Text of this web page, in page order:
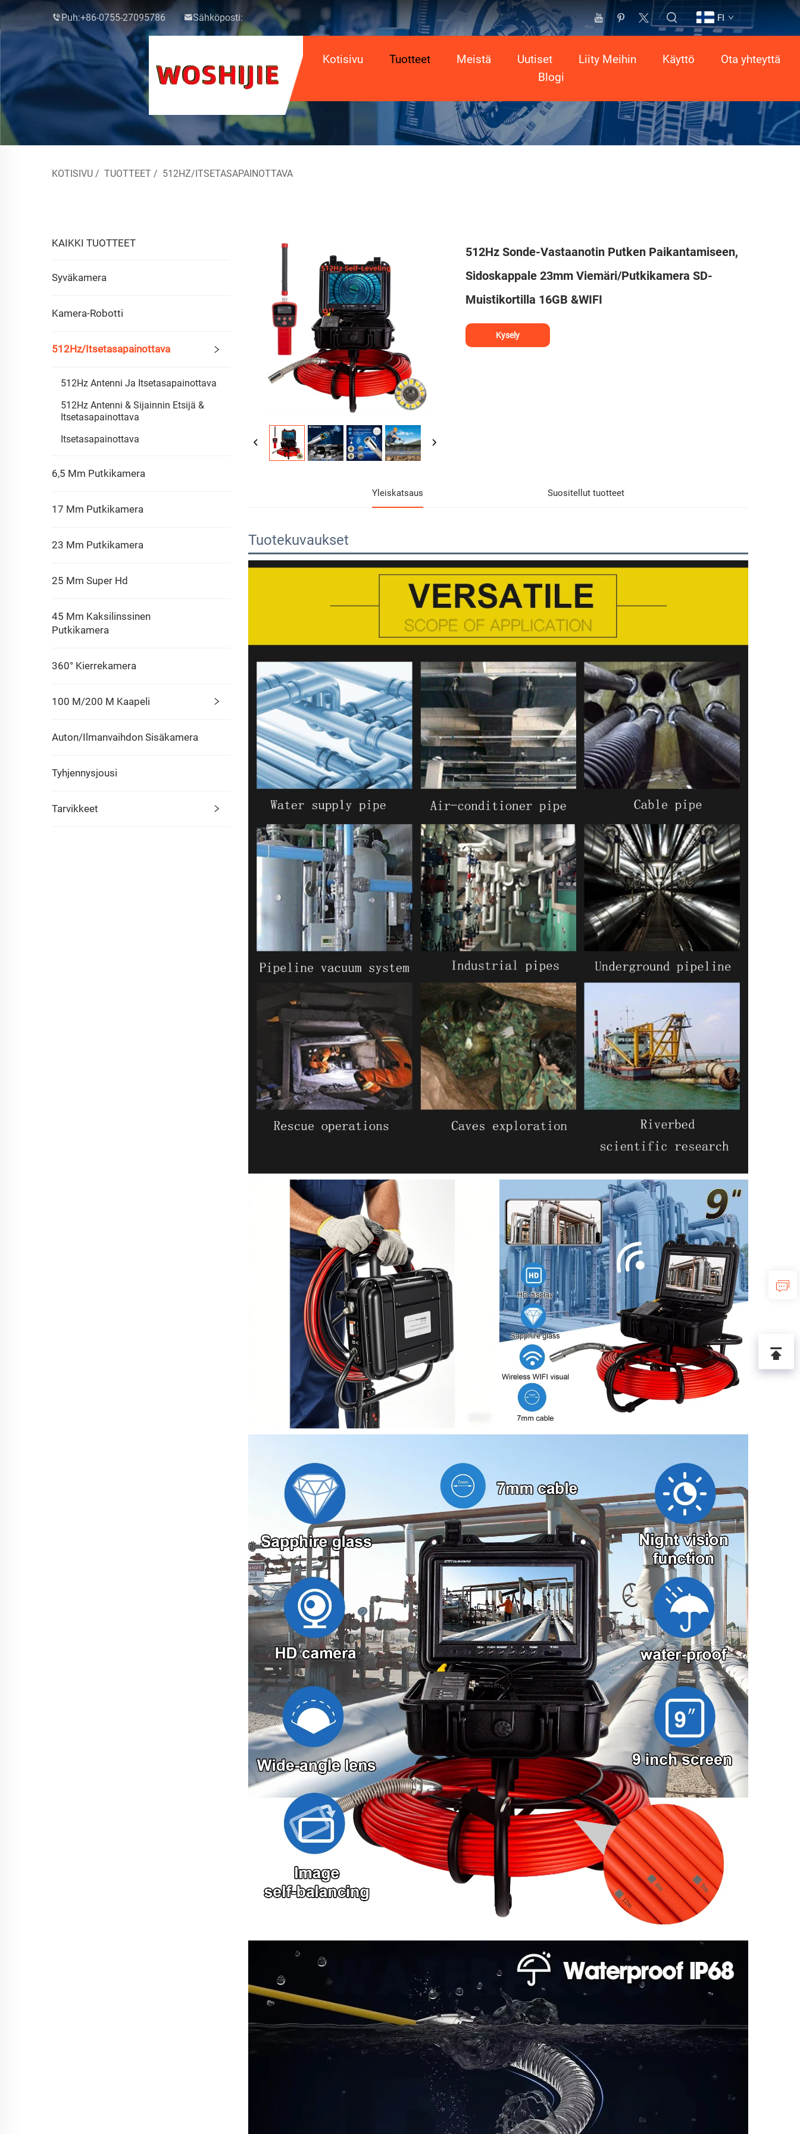
Puh:+86-0755-27095786 Sähköposti: FI
Kotisivu Tuotteet Meistä Uutiset Liity Meihin Käyttö
Ota yhteyttä
Blogi
KOTISIVU / TUOTTEET / 512HZ/ITSETASAPAINOTTAVA
KAIKKI TUOTTEET
Syväkamera
Kamera-Robotti
512Hz/Itsetasapainottava
512Hz Antenni Ja Itsetasapainottava
512Hz Antenni & Sijainnin Etsijä &
Itsetasapainottava
Itsetasapainottava
6,5 Mm Putkikamera
17 Mm Putkikamera
23 Mm Putkikamera
25 Mm Super Hd
45 Mm Kaksilinssinen
Putkikamera
360° Kierrekamera
100 M/200 M Kaapeli
Auton/ilmanvaihdon Sisäkamera
Tyhjennysjousi
Tarvikkeet
512Hz Sonde-Vastaanotin Putken Paikantamiseen,
Sidoskappale 23mm Viemäri/putkikamera SD-
Muistikortilla 16GB &WIFI
Kysely
Yleiskatsaus Suositellut tuotteet
Tuotekuvaukset